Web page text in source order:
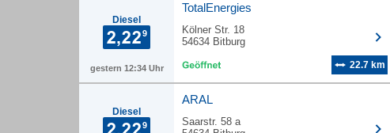
Diesel
gestern 12:34 Uhr
TotalEnergies
Kölner Str. 18
54634 Bitburg
22.7 km
Diesel
ARAL
Saarstr. 58 a